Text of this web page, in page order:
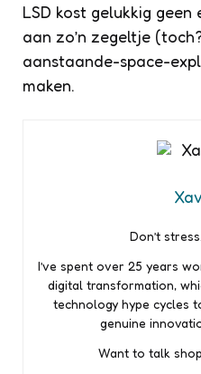
LSD kost gelukkig
aan zo’n zegeltje
aanstaande-space-
maken.
Don’t
I’ve spent over 25 years
digital transformation,
technology hype cycles
genuine
Want to talk